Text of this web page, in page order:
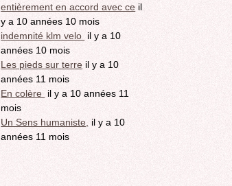
entièrement en accord avec ce il
y a 10 années 10 mois
indemnité klm velo il y a 10
années 10 mois
Les pieds sur terre il y a 10
années 11 mois
En colère il y a 10 années 11
mois
Un Sens humaniste, il y a 10
années 11 mois